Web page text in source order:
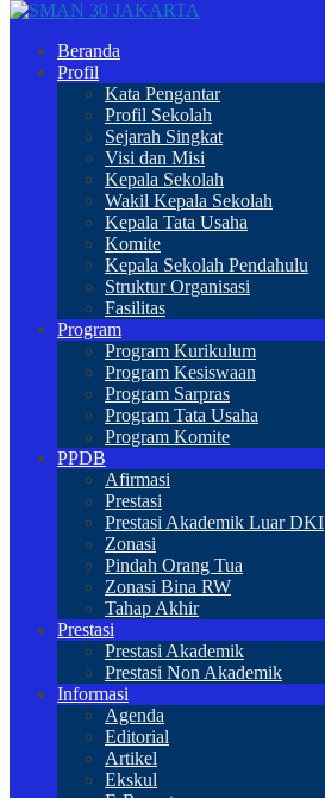
Beranda
Profil
Kata Pengantar
Profil Sekolah
Sejarah Singkat
Visi dan Misi
Kepala Sekolah
Wakil Kepala Sekolah
Kepala Tata Usaha
Komite
Kepala Sekolah Pendahulu
Struktur Organisasi
Fasilitas
Program
Program Kurikulum
Program Kesiswaan
Program Sarpras
Program Tata Usaha
Program Komite
PPDB
Afirmasi
Prestasi
Prestasi Akademik Luar DKI
Zonasi
Pindah Orang Tua
Zonasi Bina RW
Tahap Akhir
Prestasi
Prestasi Akademik
Prestasi Non Akademik
Informasi
Agenda
Editorial
Artikel
Ekskul